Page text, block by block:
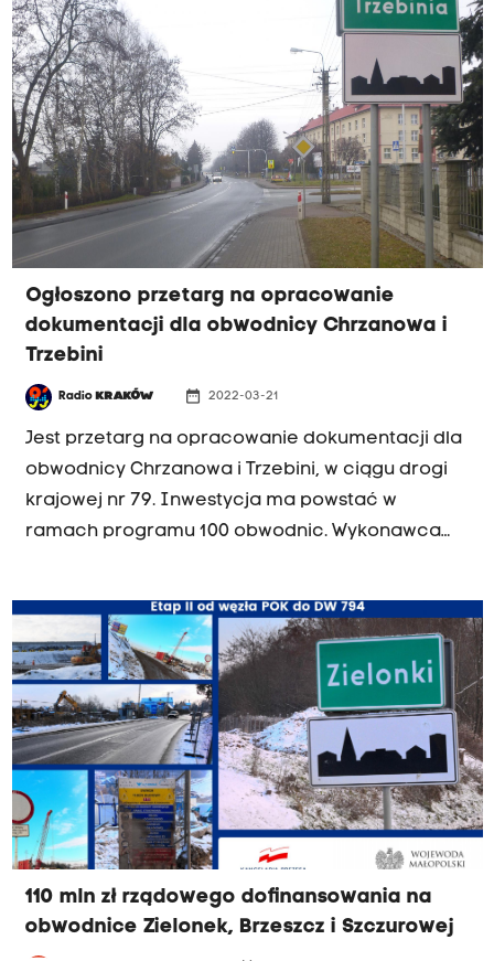
Ogłoszono przetarg na opracowanie
dokumentacji dla obwodnicy Chrzanowa i
Trzebini
Radio KRAKÓW date_range 2022-03-21
Jest przetarg na opracowanie dokumentacji dla
obwodnicy Chrzanowa i Trzebini, w ciągu drogi
krajowej nr 79. Inwestycja ma powstać w
ramach programu 100 obwodnic. Wykonawca
110 mln zł rządowego dofinansowania na
obwodnice Zielonek, Brzeszcz i Szczurowej